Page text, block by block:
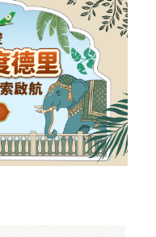
詢服務